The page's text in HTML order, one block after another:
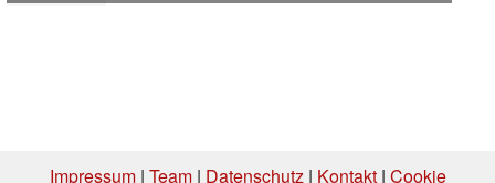
Impressum| Team| Datenschutz | Kontakt| Cookie